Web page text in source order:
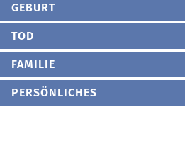
GEBURT
TOD
FAMILIE
PERSÖNLICHES